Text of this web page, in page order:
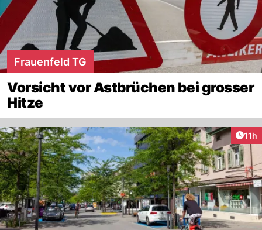
Frauenfeld TG
Vorsicht vor Astbrüchen bei grosser
Hitze
11h